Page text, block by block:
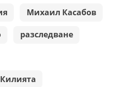
Михаил Касабов
разследване